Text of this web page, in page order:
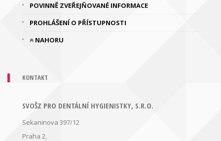
POVINNĚ ZVEŘEJŇOVANÉ INFORMACE
PROHLÁŠENÍ O PŘÍSTUPNOSTI
NAHORU
KONTAKT
SVOŠZ PRO DENTÁLNÍ HYGIENISTKY, S.R.O.
Sekaninova 397/12
Praha 2,